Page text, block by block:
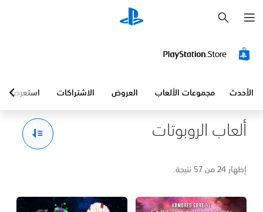
ح
ث
الأحدث مجموعات الألعاب العروض الاشتراكات استعرض
ألعاب الروبوتات
إظهار 24 من 57 نتيجة.